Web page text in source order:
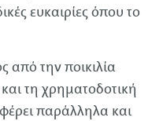
ευκαιρίες όπου το
από την ποικιλία
τη χρηματοδοτική
παράλληλα και